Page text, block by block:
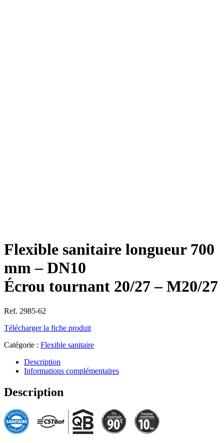
Flexible sanitaire longueur 700
mm – DN10
Écrou tournant 20/27 – M20/27
Ref. 2985-62
Télécharger la fiche produit
Catégorie : Flexible sanitaire
Description
Informations complémentaires
Description